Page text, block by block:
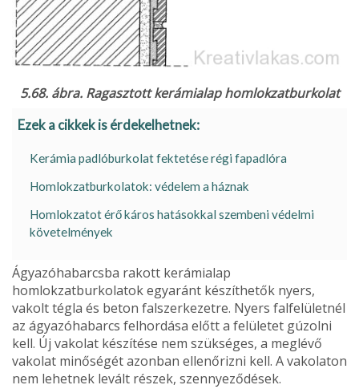
5.68. ábra. Ragasztott kerámialap homlokzatburkolat
Ezek a cikkek is érdekelhetnek:
Kerámia padlóburkolat fektetése régi fapadlóra
Homlokzatburkolatok: védelem a háznak
Homlokzatot érő káros hatásokkal szembeni védelmi
követelmények
Ágyazóhabarcsba rakott kerámialap
homlokzatburkolatok egyaránt készíthe­tők nyers,
vakolt tégla és beton falszerkezetre. Nyers falfelü­letnél
az ágyazóhabarcs felhordása előtt a felületet gúzolni
kell. Új vakolat készítése nem szükséges, a meglévő
vakolat minőségét azonban ellenőrizni kell. A vakolaton
nem lehet­nek levált részek, szennyeződések.